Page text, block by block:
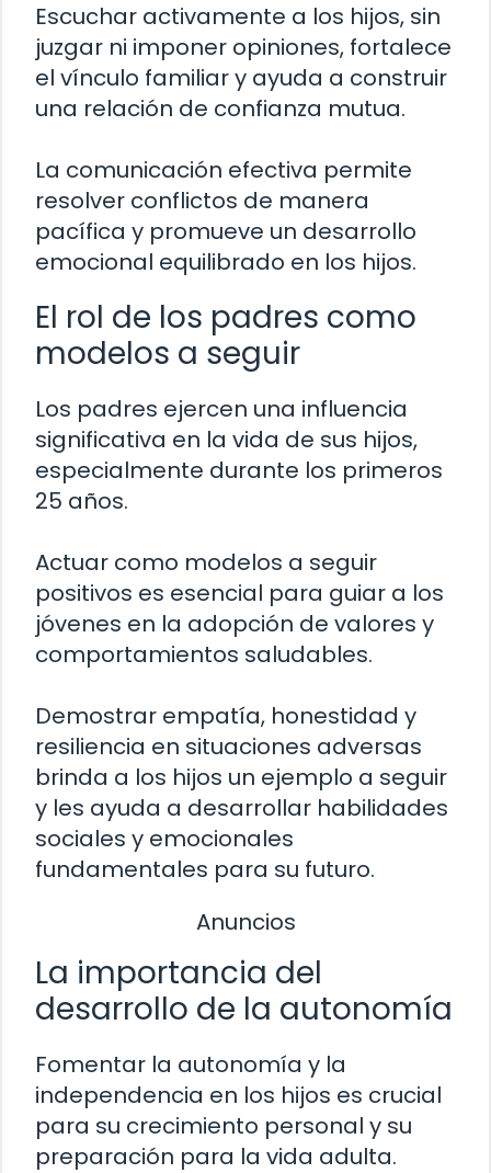
Escuchar activamente a los hijos, sin
juzgar ni imponer opiniones, fortalece
el vínculo familiar y ayuda a construir
una relación de confianza mutua.
La comunicación efectiva permite
resolver conflictos de manera
pacífica y promueve un desarrollo
emocional equilibrado en los hijos.
El rol de los padres como
modelos a seguir
Los padres ejercen una influencia
significativa en la vida de sus hijos,
especialmente durante los primeros
25 años.
Actuar como modelos a seguir
positivos es esencial para guiar a los
jóvenes en la adopción de valores y
comportamientos saludables.
Demostrar empatía, honestidad y
resiliencia en situaciones adversas
brinda a los hijos un ejemplo a seguir
y les ayuda a desarrollar habilidades
sociales y emocionales
fundamentales para su futuro.
Anuncios
La importancia del
desarrollo de la autonomía
Fomentar la autonomía y la
independencia en los hijos es crucial
para su crecimiento personal y su
preparación para la vida adulta.